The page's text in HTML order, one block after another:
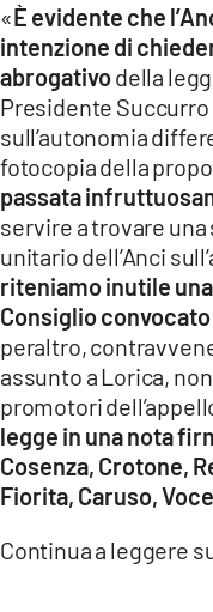
LACPLAY.IT
LACTV.IT
LACONAIR.IT
LACITYMAG.IT
ILREGGINO.IT
COSENZACHANNEL.IT
ILVIBONESE.IT
CATANZAROCHANNEL.IT
LACAPITALENEWS.IT
ANDROID
«È evidente che
intenzione di
abrogativodella
Presidente
sull’autonomia
fotocopia della
passata
servire a trovare
unitario dell’Anci
riteniamo inutile
Consiglio
peraltro,
assunto a Lorica,
promotori
legge in una nota
Cosenza, Crotone,
Fiorita, Caruso,
Continua a leggere